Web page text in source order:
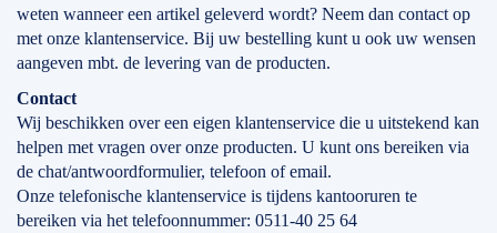
weten wanneer een artikel geleverd wordt? Neem dan contact op
met onze klantenservice. Bij uw bestelling kunt u ook uw wensen
aangeven mbt. de levering van de producten.
Contact
Wij beschikken over een eigen klantenservice die u uitstekend kan
helpen met vragen over onze producten. U kunt ons bereiken via
de chat/antwoordformulier, telefoon of email.
Onze telefonische klantenservice is tijdens kantooruren te
bereiken via het telefoonnummer: 0511-40 25 64